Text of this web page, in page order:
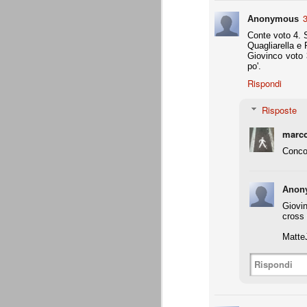
Anonymous
Conte voto 4.
Quagliarella e
Giovinco voto
po'.
Rispondi
Risposte
cross
Rispondi
- coppa Italia: elim. quarti finale
- Europa League: elim. gironi (senza
Supercoppa italiana:
La Juventus vince la sua settima
questa competizione. Staccato
Una prova di forza che aiuta
Un bosniaco e un croato
un bosniaco e un croato... Hanno la
Giocavano entrambi in squadre
bosniaco è considerato un top player.
Motivazioni senza
Giraudo e agli altri imputati che
Precisiamo inoltre che non ci